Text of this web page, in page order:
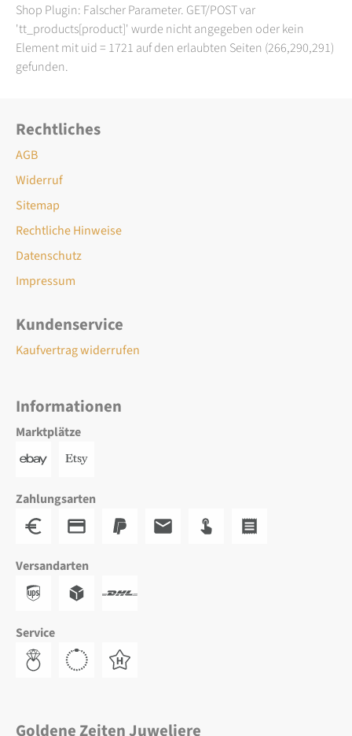
Shop Plugin: Falscher Parameter. GET/POST var
'tt_products[product]' wurde nicht angegeben oder kein
Element mit uid = 1721 auf den erlaubten Seiten (266,290,291)
gefunden.
Rechtliches
AGB
Widerruf
Sitemap
Rechtliche Hinweise
Datenschutz
Impressum
Kundenservice
Kaufvertrag widerrufen
Informationen
Marktplätze
Zahlungsarten
Versandarten
Service
Goldene Zeiten Juweliere